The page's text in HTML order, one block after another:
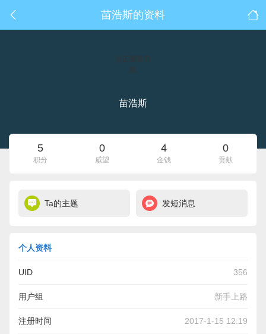
苗浩斯的资料
点击重新加
苗浩斯
5
积分
0
威望
4
金钱
0
贡献
Ta的主题 发短消息
个人资料
UID 356
用户组 新手上路
注册时间 2017-1-15 12:19